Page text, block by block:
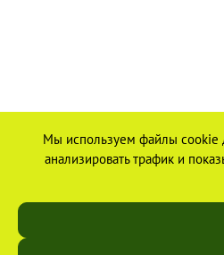
Мы используем файлы cookie
анализировать трафик и